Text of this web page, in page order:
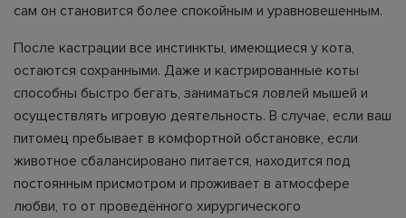
сам он становится более спокойным и уравновешенным.
После кастрации все инстинкты, имеющиеся у кота,
остаются сохранными. Даже и кастрированные коты
способны быстро бегать, заниматься ловлей мышей и
осуществлять игровую деятельность. В случае, если ваш
питомец пребывает в комфортной обстановке, если
животное сбалансировано питается, находится под
постоянным присмотром и проживает в атмосфере
любви, то от проведённого хирургического